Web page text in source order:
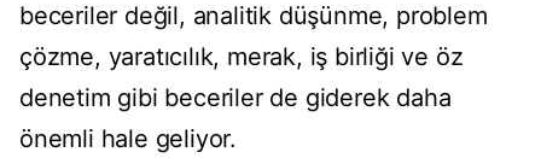
beceriler değil, analitik düşünme, problem
çözme, yaratıcılık, merak, iş birliği ve öz
denetim gibi beceriler de giderek daha
önemli hale geliyor.